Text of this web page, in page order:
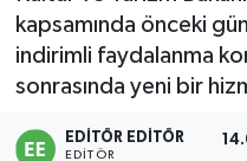
kapsamında önceki
indirimli faydalanma
sonrasında yeni bir
EDITÖR EDITÖR
EDITÖR
Ekonomi
Genel
Gündem
Son Dakika
Haber Arşivi